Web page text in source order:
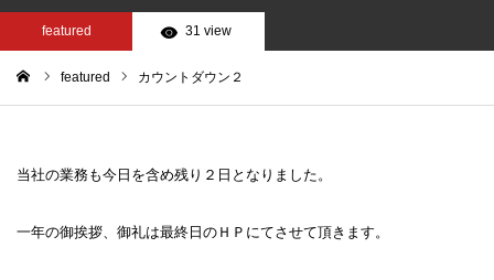
featured 31 view
featured カウントダウン２
当社の業務も今日を含め残り２日となりました。
一年の御挨拶、御礼は最終日のＨＰにてさせて頂きます。